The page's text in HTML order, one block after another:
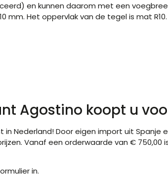
en kunnen daarom met een
mm. Het oppervlak van de tegel is mat R10.
Agostino koopt u
Nederland! Door eigen import uit Spanje
Vanaf een orderwaarde van € 750,00
in.